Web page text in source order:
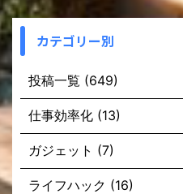
カテゴリー別
投稿一覧 (649)
仕事効率化 (13)
ガジェット (7)
ライフハック (16)